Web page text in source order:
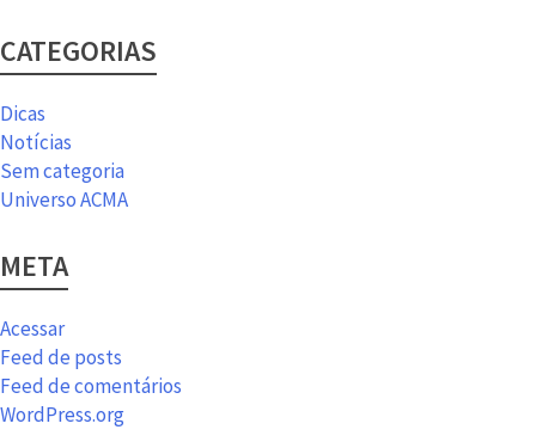
CATEGORIAS
Dicas
Notícias
Sem categoria
Universo ACMA
META
Acessar
Feed de posts
Feed de comentários
WordPress.org